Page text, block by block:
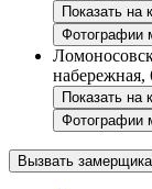
Показать на
Фотографии
набережная,
Показать на
Фотографии
Вызвать замерщика